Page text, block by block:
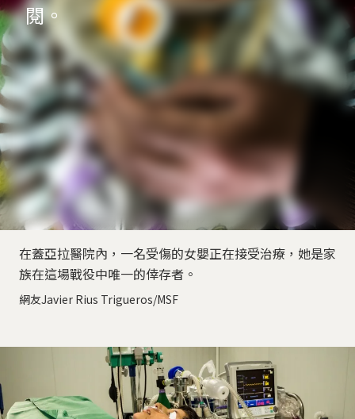
閱。
在蓋亞拉醫院內，一名受傷的女嬰正在接受治療，她是家
族在這場戰役中唯一的倖存者。
網友Javier Rius Trigueros/MSF